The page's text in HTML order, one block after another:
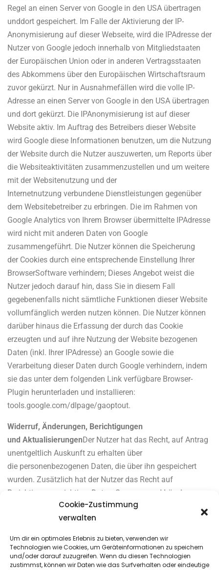
Cookie-Zustimmung
verwalten
Um dir ein optimales Erlebnis zu bieten, verwenden wir
Technologien wie Cookies, um Geräteinformationen zu speichern
und/oder darauf zuzugreifen. Wenn du diesen Technologien
zustimmst, können wir Daten wie das Surfverhalten oder eindeutige
Regel an einen Server von Google in den USA übertragen
unddort gespeichert. Im Falle der Aktivierung der IP­
Anonymisierung auf dieser Webseite, wird die IP­Adresse der
Nutzer von Google jedoch innerhalb von Mitgliedstaaten
der Europäischen Union oder in anderen Vertragsstaaten
des Abkommens über den Europäischen Wirtschaftsraum
zuvor gekürzt. Nur in Ausnahmefällen wird die volle IP­
Adresse an einen Server von Google in den USA übertragen
und dort gekürzt. Die IP­Anonymisierung ist auf dieser
Website aktiv. Im Auftrag des Betreibers dieser Website
wird Google diese Informationen benutzen, um die Nutzung
der Website durch die Nutzer auszuwerten, um Reports über
die Websiteaktivitäten zusammenzustellen und um weitere
mit der Websitenutzung und der
Internetnutzung verbundene Dienstleistungen gegenüber
dem Websitebetreiber zu erbringen. Die im Rahmen von
Google Analytics von Ihrem Browser übermittelte IP­Adresse
wird nicht mit anderen Daten von Google
zusammengeführt. Die Nutzer können die Speicherung
der Cookies durch eine entsprechende Einstellung Ihrer
Browser­Software verhindern; Dieses Angebot weist die
Nutzer jedoch darauf hin, dass Sie in diesem Fall
gegebenenfalls nicht sämtliche Funktionen dieser Website
vollumfänglich werden nutzen können. Die Nutzer können
darüber hinaus die Erfassung der durch das Cookie
erzeugten und auf ihre Nutzung der Website bezogenen
Daten (inkl. Ihrer IP­Adresse) an Google sowie die
Verarbeitung dieser Daten durch Google verhindern, indem
sie das unter dem folgenden Link verfügbare Browser­
Plugin herunterladen und installieren:
tools.google.com/dlpage/gaoptout.
Widerruf, Änderungen, Berichtigungen
und AktualisierungenDer Nutzer hat das Recht, auf Antrag
unentgeltlich Auskunft zu erhalten über
die personenbezogenen Daten, die über ihn gespeichert
wurden. Zusätzlich hat der Nutzer das Recht auf
Berichtigung unrichtiger Daten, Sperrung und Löschung
seiner personenbezogenen Daten, soweit dem keine
gesetzliche Aufbewahrungspflicht entgegensteht.
Bildnachweis:
Victoria Hörtnagl